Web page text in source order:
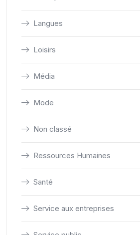
Langues
Loisirs
Média
Mode
Non classé
Ressources Humaines
Santé
Service aux entreprises